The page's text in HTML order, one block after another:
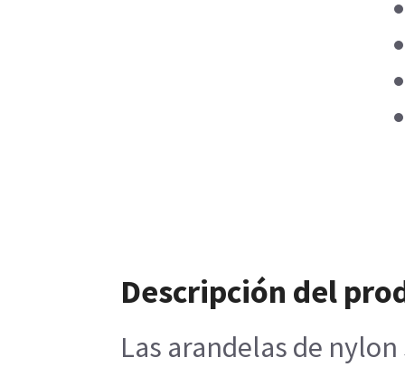
Descripción del
Las arandelas de